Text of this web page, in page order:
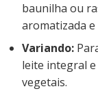
baunilha ou
aromatizada
Variando:
leite integral
vegetais.